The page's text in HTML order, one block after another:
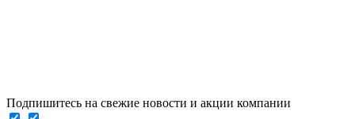
Подпишитесь на свежие новости и акции компании